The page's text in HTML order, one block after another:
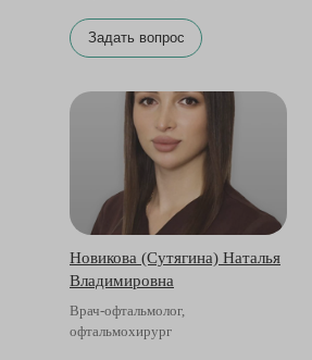
Задать вопрос
Новикова (Сутягина) Наталья
Владимировна
Врач-офтальмолог,
офтальмохирург